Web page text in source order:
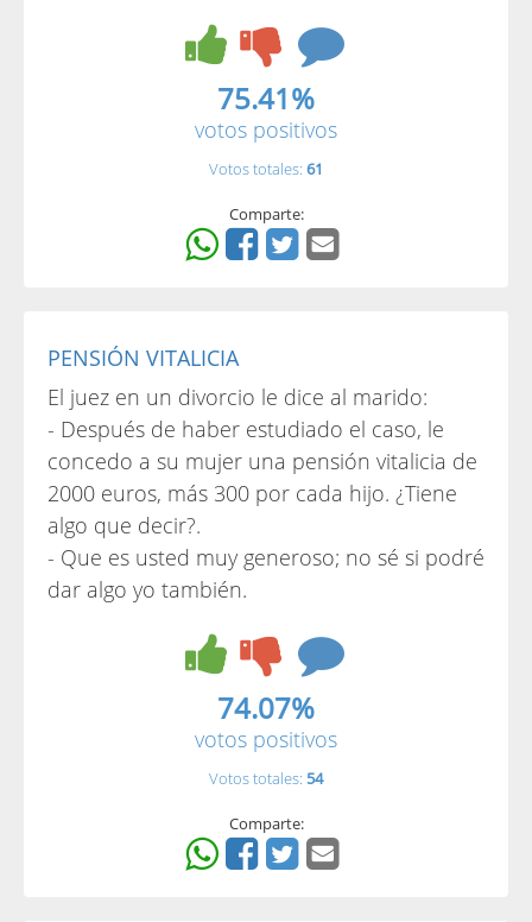
75.41%
votos positivos
Votos totales: 61
Comparte:
PENSIÓN VITALICIA
El juez en un divorcio le dice al marido:
- Después de haber estudiado el caso, le
concedo a su mujer una pensión vitalicia de
2000 euros, más 300 por cada hijo. ¿Tiene
algo que decir?.
- Que es usted muy generoso; no sé si podré
dar algo yo también.
74.07%
votos positivos
Votos totales: 54
Comparte: